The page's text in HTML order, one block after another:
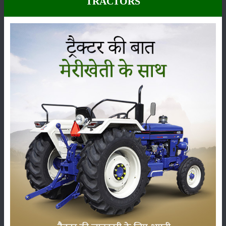
इस रजिस्ट्रेशन फॉर्म में आपको आधार कार्ड नंबर, नाम, मोबाइल नंबर, कन्फर्म मोबाइल
नंबर इत्यादि भरना होगा। सभी जानकारी भरने के बाद आपको Register के बटन पर
ऑनलाइन पंजीकरण करने के पश्चात उम्मीदवार को लॉगिन करना होगा। इसके उपरांत
‘Dashboard’ में दिये गए ‘My Application’, ‘Upload Document’, ‘Final
Submission’ समस्त स्टेप्स को पूर्ण करके मुख्यमंत्री ग्रामोद्योग रोजगार योजना के
लिए ऑनलाइन पंजीकरण पूर्ण कर लेना है।
फसल भंडारण